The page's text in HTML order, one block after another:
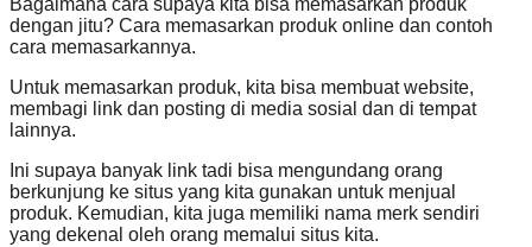
Bagaimana cara supaya kita bisa memasarkan produk
dengan jitu? Cara memasarkan produk online dan contoh
cara memasarkannya.
Untuk memasarkan produk, kita bisa membuat website,
membagi link dan posting di media sosial dan di tempat
lainnya.
Ini supaya banyak link tadi bisa mengundang orang
berkunjung ke situs yang kita gunakan untuk menjual
produk. Kemudian, kita juga memiliki nama merk sendiri
yang dekenal oleh orang memalui situs kita.